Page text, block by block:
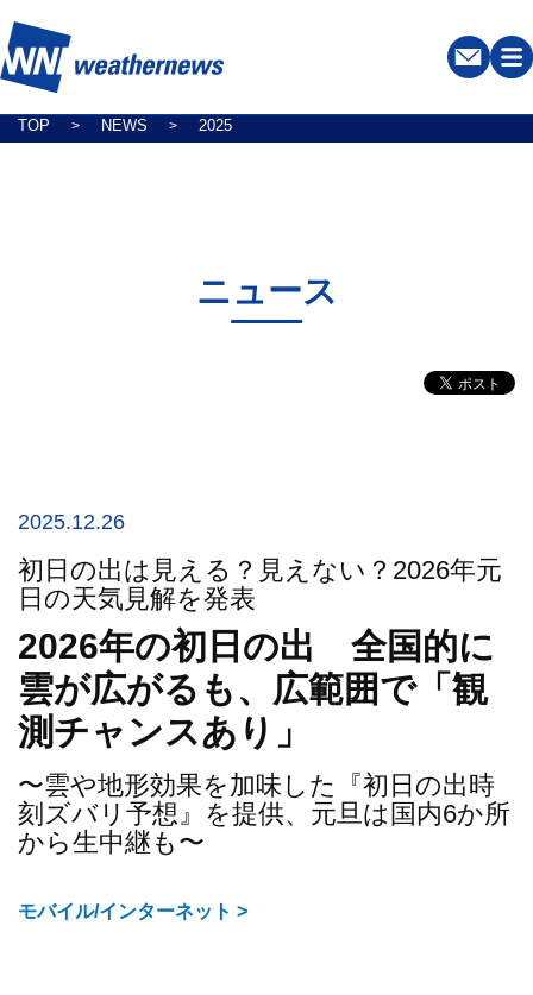
TOP > NEWS > 2025
ニュース
2025.12.26
初日の出は見える？見えない？2026年元
日の天気見解を発表
2026年の初日の出 全国的に
雲が広がるも、広範囲で「観
測チャンスあり」
〜雲や地形効果を加味した『初日の出時
刻ズバリ予想』を提供、元旦は国内6か所
から生中継も〜
モバイル/インターネット >